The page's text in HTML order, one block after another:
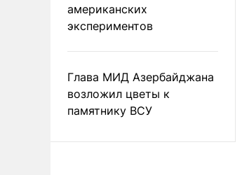
американских
экспериментов
Глава МИД Азербайджана
возложил цветы к
памятнику ВСУ